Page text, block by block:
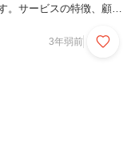
。サービスの特徴、顧客
を図ります。
3年弱前